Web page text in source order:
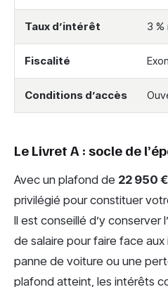
Taux d’intérêt 3 %
Fiscalité
Conditions d’accès
Le Livret A : socle de
Avec un plafond de 22 950 €
privilégié pour constituer
Il est conseillé d’y conserver
de salaire pour faire face
panne de voiture ou une
plafond atteint, les intérêts